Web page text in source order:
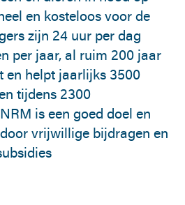
en kosteloos voor de
zijn 24 uur per dag
per jaar, al ruim 200 jaar
en helpt jaarlijks 3500
tijdens 2300
is een goed doel en
vrijwillige bijdragen en